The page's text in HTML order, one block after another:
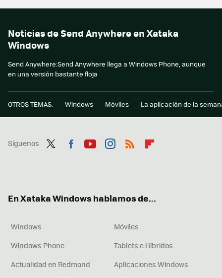
Noticias de Send Anywhere en Xataka
Windows
Send Anywhere:Send Anywhere llega a Windows Phone, aunque
en una versión bastante floja
OTROS TEMAS: Windows Móviles La aplicación de la
Síguenos
En Xataka Windows hablamos de...
Windows
Móviles
Windows Phone
Tablets e Híbridos
Actualidad en Redmond
Aplicaciones Windows